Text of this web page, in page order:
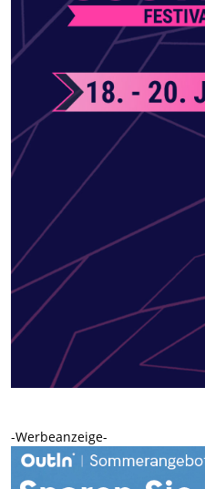
-Werbeanzeige-